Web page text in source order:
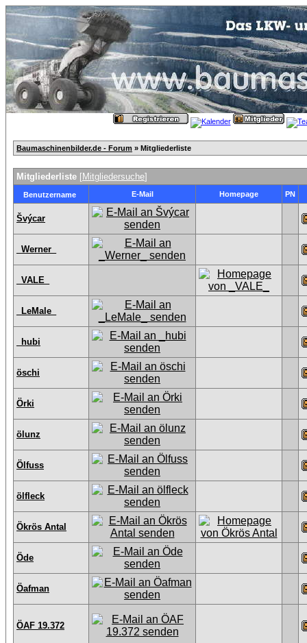
Baumaschinenbilder.de - Forum » Mitgliederliste
Mitgliederliste [Mitgliedersuche]
Benutzername E-Mail Homepage PN
Švýcar
_Werner_
_VALE_
_LeMale_
_hubi
öschi
Örki
ölunz
Ölfuss
ölfleck
Ökrös Antal
Öde
Öafman
ÖAF 19.372